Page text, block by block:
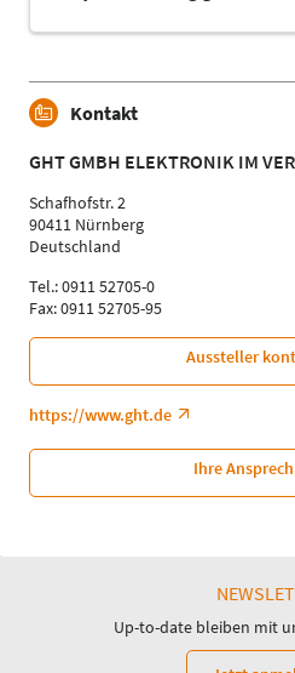
Kontakt
GHT GMBH ELEKTRONIK IM
Schafhofstr. 2
90411 Nürnberg
Deutschland
Tel.: 0911 52705-0
Fax: 0911 52705-95
Aussteller
https://www.ght.de
Ihre
Up-to-date bleiben mit